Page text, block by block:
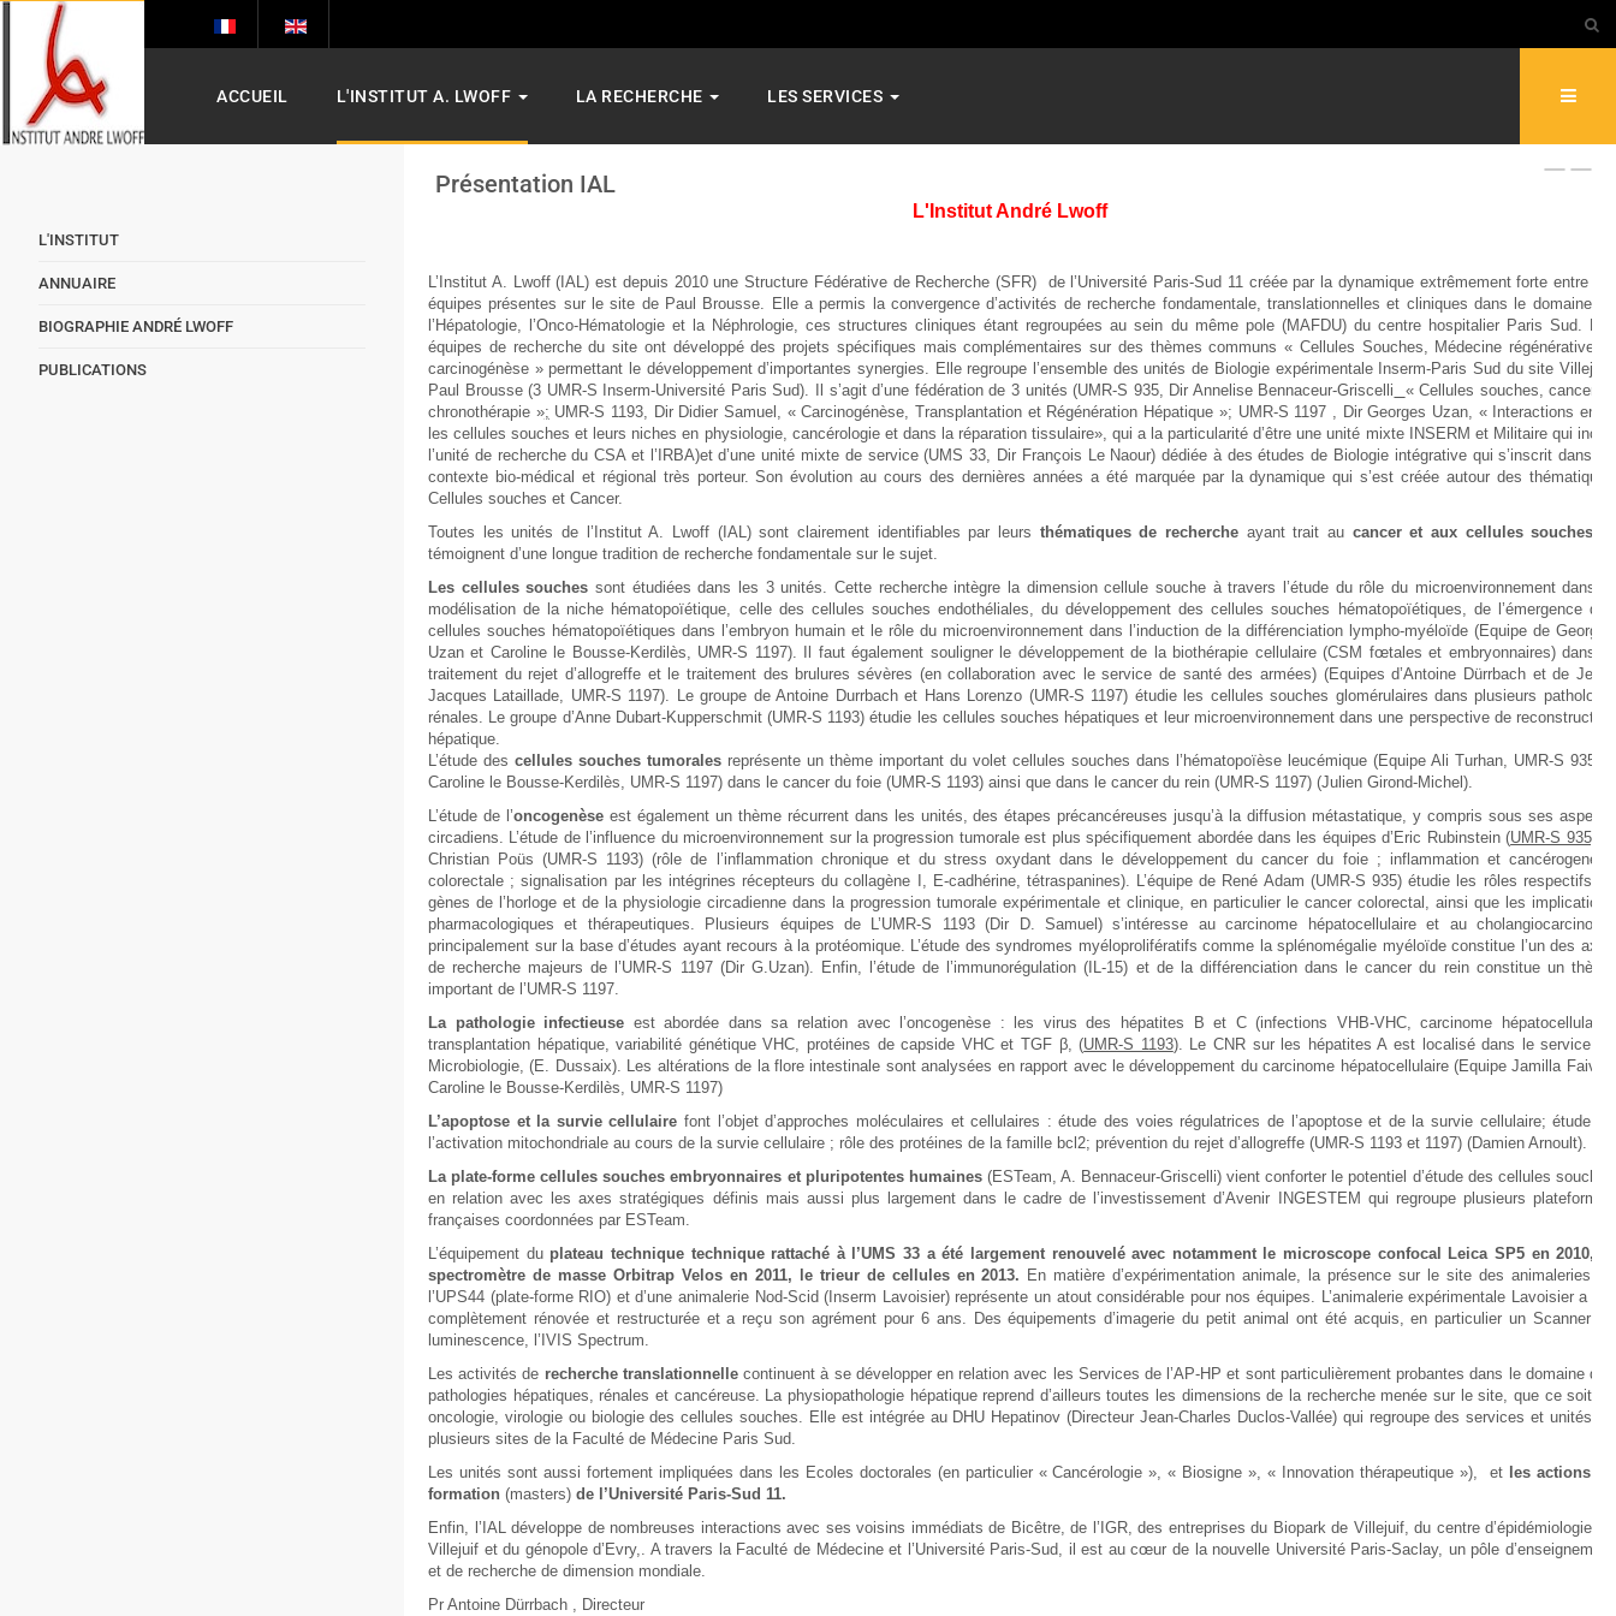
ACCUEIL L'INSTITUT A. LWOFF LA RECHERCHE LES SERVICES
Présentation IAL
L'Institut André Lwoff
L’Institut A. Lwoff (IAL) est depuis 2010 une Structure Fédérative de Recherche (SFR) de l’Université Paris-Sud 11 créée par la dynamique extrêmement forte entre les
équipes présentes sur le site de Paul Brousse. Elle a permis la convergence d’activités de recherche fondamentale, translationnelles et cliniques dans le domaine de
l’Hépatologie, l’Onco-Hématologie et la Néphrologie, ces structures cliniques étant regroupées au sein du même pole (MAFDU) du centre hospitalier Paris Sud. Les
équipes de recherche du site ont développé des projets spécifiques mais complémentaires sur des thèmes communs « Cellules Souches, Médecine régénérative et
carcinogénèse » permettant le développement d’importantes synergies. Elle regroupe l’ensemble des unités de Biologie expérimentale Inserm-Paris Sud du site Villejuif-
Paul Brousse (3 UMR-S Inserm-Université Paris Sud). Il s’agit d’une fédération de 3 unités (UMR-S 935, Dir Annelise Bennaceur-Griscelli
« Cellules souches, cancer et
chronothérapie »; UMR-S 1193, Dir Didier Samuel, « Carcinogénèse, Transplantation et Régénération Hépatique »; UMR-S 1197 , Dir Georges Uzan, « Interactions entre
les cellules souches et leurs niches en physiologie, cancérologie et dans la réparation tissulaire», qui a la particularité d’être une unité mixte INSERM et Militaire qui inclut
l’unité de recherche du CSA et l’IRBA)et d’une unité mixte de service (UMS 33, Dir François Le Naour) dédiée à des études de Biologie intégrative qui s’inscrit dans un
contexte bio-médical et régional très porteur. Son évolution au cours des dernières années a été marquée par la dynamique qui s’est créée autour des thématiques
Cellules souches et Cancer.
Toutes les unités de l’Institut A. Lwoff (IAL) sont clairement identifiables par leurs thématiques de rechercheayant trait au cancer et aux cellules souches
témoignent d’une longue tradition de recherche fondamentale sur le sujet.
Les cellules souches sont étudiées dans les 3 unités. Cette recherche intègre la dimension cellule souche à travers l’étude du rôle du microenvironnement dans la
modélisation de la niche hématopoïétique, celle des cellules souches endothéliales, du développement des cellules souches hématopoïétiques, de l’émergence des
cellules souches hématopoïétiques dans l’embryon humain et le rôle du microenvironnement dans l’induction de la différenciation lympho-myéloïde (Equipe de Georges
Uzan et Caroline le Bousse-Kerdilès, UMR-S 1197). Il faut également souligner le développement de la biothérapie cellulaire (CSM fœtales et embryonnaires) dans le
traitement du rejet d’allogreffe et le traitement des brulures sévères (en collaboration avec le service de santé des armées) (Equipes d’Antoine Dürrbach et de Jean-
Jacques Lataillade, UMR-S 1197). Le groupe de Antoine Durrbach et Hans Lorenzo (UMR-S 1197) étudie les cellules souches glomérulaires dans plusieurs pathologie
rénales. Le groupe d’Anne Dubart-Kupperschmit (UMR-S 1193) étudie les cellules souches hépatiques et leur microenvironnement dans une perspective de reconstruction
hépatique.
L’étude des cellules souches tumorales représente un thème important du volet cellules souches dans l’hématopoïèse leucémique (Equipe Ali Turhan, UMR-S 935 et
Caroline le Bousse-Kerdilès, UMR-S 1197) dans le cancer du foie (UMR-S 1193) ainsi que dans le cancer du rein (UMR-S 1197) (Julien Girond-Michel).
L’étude de l’oncogenèseest également un thème récurrent dans les unités, des étapes précancéreuses jusqu’à la diffusion métastatique, y compris sous ses aspects
circadiens. L’étude de l’influence du microenvironnement sur la progression tumorale est plus spécifiquement abordée dans les équipes d’Eric Rubinstein (UMR-S 935)
Christian Poüs (UMR-S 1193) (rôle de l’inflammation chronique et du stress oxydant dans le développement du cancer du foie ; inflammation et cancérogenèse
colorectale ; signalisation par les intégrines récepteurs du collagène I, E-cadhérine, tétraspanines). L’équipe de René Adam (UMR-S 935) étudie les rôles respectifs de
gènes de l’horloge et de la physiologie circadienne dans la progression tumorale expérimentale et clinique, en particulier le cancer colorectal, ainsi que les implications
pharmacologiques et thérapeutiques. Plusieurs équipes de L’UMR-S 1193 (Dir D. Samuel) s’intéresse au carcinome hépatocellulaire et au cholangiocarcinome
principalement sur la base d’études ayant recours à la protéomique. L’étude des syndromes myéloprolifératifs comme la splénomégalie myéloïde constitue l’un des axes
de recherche majeurs de l’UMR-S 1197 (Dir G.Uzan). Enfin, l’étude de l’immunorégulation (IL-15) et de la différenciation dans le cancer du rein constitue un thème
important de l’UMR-S 1197.
La pathologie infectieuse est abordée dans sa relation avec l’oncogenèse : les virus des hépatites B et C (infections VHB-VHC, carcinome hépatocellulaire,
transplantation hépatique, variabilité génétique VHC, protéines de capside VHC et TGF β, (UMR-S 1193). Le CNR sur les hépatites A est localisé dans le service de
Microbiologie, (E. Dussaix). Les altérations de la flore intestinale sont analysées en rapport avec le développement du carcinome hépatocellulaire (Equipe Jamilla Faivre,
Caroline le Bousse-Kerdilès, UMR-S 1197)
L’apoptose et la survie cellulaire font l’objet d’approches moléculaires et cellulaires : étude des voies régulatrices de l’apoptose et de la survie cellulaire; étude de
l’activation mitochondriale au cours de la survie cellulaire ; rôle des protéines de la famille bcl2; prévention du rejet d’allogreffe (UMR-S 1193 et 1197) (Damien Arnoult).
La plate-forme cellules souches embryonnaires et pluripotentes humaines(ESTeam, A. Bennaceur-Griscelli) vient conforter le potentiel d’étude des cellules souches
en relation avec les axes stratégiques définis mais aussi plus largement dans le cadre de l’investissement d’Avenir INGESTEM qui regroupe plusieurs plateformes
françaises coordonnées par ESTeam.
L’équipement du plateau technique technique rattaché à l’UMS 33 a été largement renouvelé avec notamment le microscope confocal Leica SP5 en 2010, le
spectromètre de masse Orbitrap Velos en 2011, le trieur de cellules en 2013. En matière d’expérimentation animale, la présence sur le site des animaleries de
l’UPS44 (plate-forme RIO) et d’une animalerie Nod-Scid (Inserm Lavoisier) représente un atout considérable pour nos équipes. L’animalerie expérimentale Lavoisier a été
complètement rénovée et restructurée et a reçu son agrément pour 6 ans. Des équipements d’imagerie du petit animal ont été acquis, en particulier un Scanner de
luminescence, l’IVIS Spectrum.
Les activités de recherche translationnellecontinuent à se développer en relation avec les Services de l’AP-HP et sont particulièrement probantes dans le domaine des
pathologies hépatiques, rénales et cancéreuse. La physiopathologie hépatique reprend d’ailleurs toutes les dimensions de la recherche menée sur le site, que ce soit en
oncologie, virologie ou biologie des cellules souches. Elle est intégrée au DHU Hepatinov (Directeur Jean-Charles Duclos-Vallée) qui regroupe des services et unités de
plusieurs sites de la Faculté de Médecine Paris Sud.
Les unités sont aussi fortement impliquées dans les Ecoles doctorales (en particulier « Cancérologie », « Biosigne », « Innovation thérapeutique »), et les actions de
formation (masters) de l’Université Paris-Sud 11.
Enfin, l’IAL développe de nombreuses interactions avec ses voisins immédiats de Bicêtre, de l’IGR, des entreprises du Biopark de Villejuif, du centre d’épidémiologie de
Villejuif et du génopole d’Evry,. A travers la Faculté de Médecine et l’Université Paris-Sud, il est au cœur de la nouvelle Université Paris-Saclay, un pôle d’enseignement
et de recherche de dimension mondiale.
Pr Antoine Dürrbach , Directeur
L'INSTITUT
ANNUAIRE
BIOGRAPHIE ANDRÉ LWOFF
PUBLICATIONS